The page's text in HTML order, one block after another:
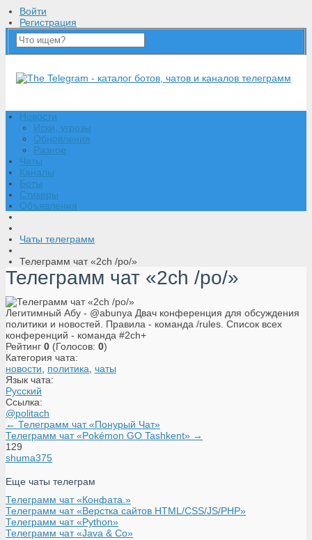
Войти
Регистрация
Новости
Иски, угрозы
Обновления
Разное
Чаты
Каналы
Боты
Стикеры
Объявления
Чаты телеграмм
Телеграмм чат «2ch /po/»
Телеграмм чат «2ch /po/»
Легитимный Абу - @abunya Двач конференция для обсуждения
политики и новостей. Правила - команда /rules. Список всех
конференций - команда #2ch+
Рейтинг 0 (Голосов: 0)
Категория чата:
новости
политика чаты
Язык чата:
Русский
Ссылка:
@politach
← Телеграмм чат «Понурый Чат»
Телеграмм чат «Pokémon GO Tashkent» →
129
shuma375
Еще чаты телеграм
Телеграмм чат «Конфата.»
Телеграмм чат «Верстка сайтов HTML/CSS/JS/PHP»
Телеграмм чат «Python»
Телеграмм чат «Java & Co»